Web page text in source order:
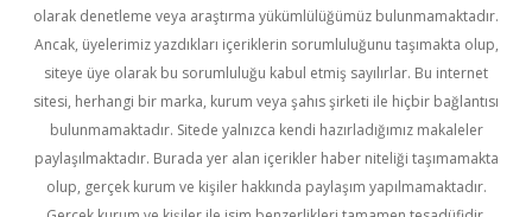
olarak denetleme veya araştırma yükümlülüğümüz bulunmamaktadır.
Ancak, üyelerimiz yazdıkları içeriklerin sorumluluğunu taşımakta olup,
siteye üye olarak bu sorumluluğu kabul etmiş sayılırlar. Bu internet
sitesi, herhangi bir marka, kurum veya şahıs şirketi ile hiçbir bağlantısı
bulunmamaktadır. Sitede yalnızca kendi hazırladığımız makaleler
paylaşılmaktadır. Burada yer alan içerikler haber niteliği taşımamakta
olup, gerçek kurum ve kişiler hakkında paylaşım yapılmamaktadır.